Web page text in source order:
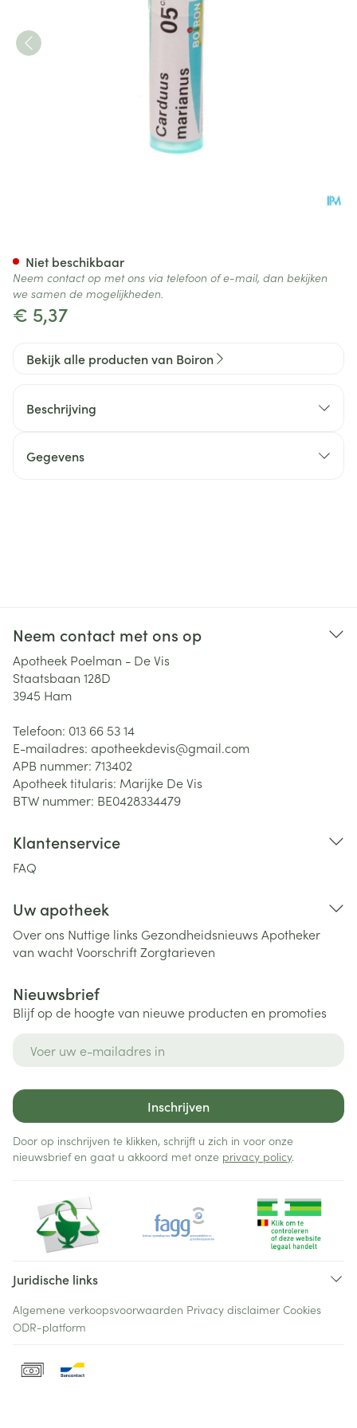
€ 5,37
Niet beschikbaar
Neem contact op met ons via telefoon of e-mail, dan bekijken
we samen de mogelijkheden.
Bekijk alle producten van Boiron
Beschrijving
Gegevens
Neem contact met ons op
Apotheek Poelman - De Vis
Staatsbaan 128D
3945 Ham
Telefoon: 013 66 53 14
E-mailadres: apotheekdevis@gmail.com
APB nummer: 713402
Apotheek titularis: Marijke De Vis
BTW nummer: BE0428334479
Klantenservice
FAQ
Uw apotheek
Over ons Nuttige links Gezondheidsnieuws Apotheker
van wachtVoorschriftZorgtarieven
Nieuwsbrief
Blijf op de hoogte van nieuwe producten en promoties
Inschrijven
Door op inschrijven te klikken, schrijft u zich in voor onze
nieuwsbrief en gaat u akkoord met onze privacy policy.
Juridische links
Algemene verkoopsvoorwaarden Privacy disclaimer Cookies
ODR-platform